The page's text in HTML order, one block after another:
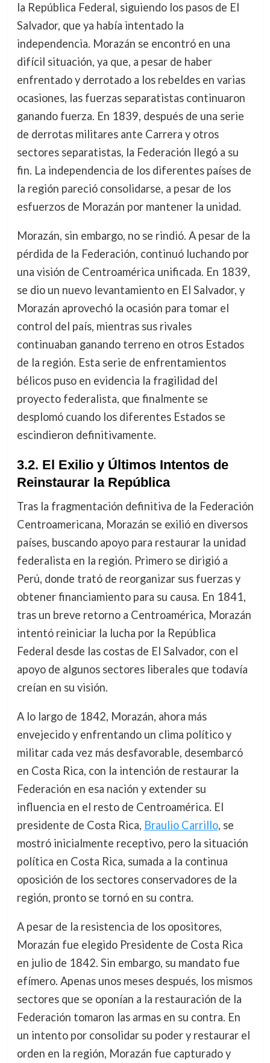
la República Federal, siguiendo los pasos de El
Salvador, que ya había intentado la
independencia. Morazán se encontró en una
difícil situación, ya que, a pesar de haber
enfrentado y derrotado a los rebeldes en varias
ocasiones, las fuerzas separatistas continuaron
ganando fuerza. En 1839, después de una serie
de derrotas militares ante Carrera y otros
sectores separatistas, la Federación llegó a su
fin. La independencia de los diferentes países de
la región pareció consolidarse, a pesar de los
esfuerzos de Morazán por mantener la unidad.
Morazán, sin embargo, no se rindió. A pesar de la
pérdida de la Federación, continuó luchando por
una visión de Centroamérica unificada. En 1839,
se dio un nuevo levantamiento en El Salvador, y
Morazán aprovechó la ocasión para tomar el
control del país, mientras sus rivales
continuaban ganando terreno en otros Estados
de la región. Esta serie de enfrentamientos
bélicos puso en evidencia la fragilidad del
proyecto federalista, que finalmente se
desplomó cuando los diferentes Estados se
escindieron definitivamente.
3.2. El Exilio y Últimos Intentos de
Reinstaurar la República
Tras la fragmentación definitiva de la Federación
Centroamericana, Morazán se exilió en diversos
países, buscando apoyo para restaurar la unidad
federalista en la región. Primero se dirigió a
Perú, donde trató de reorganizar sus fuerzas y
obtener financiamiento para su causa. En 1841,
tras un breve retorno a Centroamérica, Morazán
intentó reiniciar la lucha por la República
Federal desde las costas de El Salvador, con el
apoyo de algunos sectores liberales que todavía
creían en su visión.
A lo largo de 1842, Morazán, ahora más
envejecido y enfrentando un clima político y
militar cada vez más desfavorable, desembarcó
en Costa Rica, con la intención de restaurar la
Federación en esa nación y extender su
influencia en el resto de Centroamérica. El
presidente de Costa Rica, Braulio Carrillo, se
mostró inicialmente receptivo, pero la situación
política en Costa Rica, sumada a la continua
oposición de los sectores conservadores de la
región, pronto se tornó en su contra.
A pesar de la resistencia de los opositores,
Morazán fue elegido Presidente de Costa Rica
en julio de 1842. Sin embargo, su mandato fue
efímero. Apenas unos meses después, los mismos
sectores que se oponían a la restauración de la
Federación tomaron las armas en su contra. En
un intento por consolidar su poder y restaurar el
orden en la región, Morazán fue capturado y